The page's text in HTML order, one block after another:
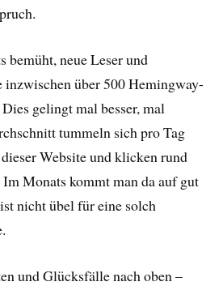
bemüht, neue Leser und
inzwischen über 500 Hemingway-
gelingt mal besser, mal
tummeln sich pro Tag
Website und klicken rund
Im Monats kommt man da auf gut
nicht übel für eine solch
und Glücksfälle nach oben –